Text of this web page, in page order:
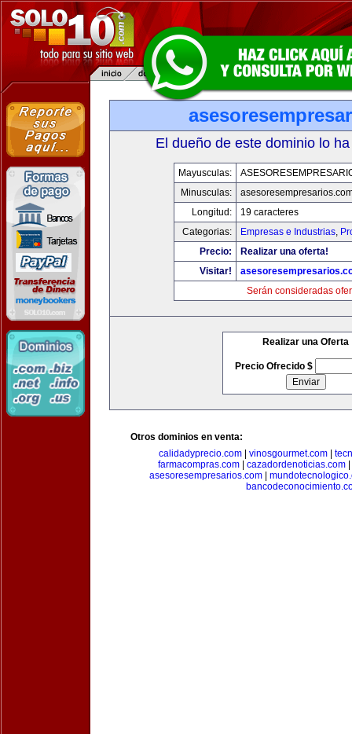
El dueño de este dominio lo
Mayusculas:
Minusculas:
Longitud:
19 caracteres
Categorias:
Empresas e Industrias,
Precio:
Realizar una oferta!
Visitar!
Serán consideradas
Realizar una Oferta
Precio Ofrecido $
Otros dominios en venta:
calidadyprecio.com
vinosgourmet.com
farmacompras.com
cazadordenoticias.com
asesoresempresarios.com